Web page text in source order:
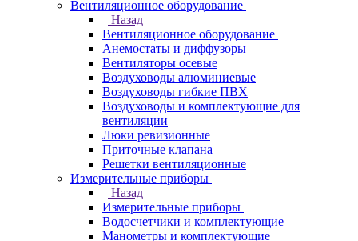
Вентиляционное оборудование
Назад
Вентиляционное оборудование
Анемостаты и диффузоры
Вентиляторы осевые
Воздуховоды алюминиевые
Воздуховоды гибкие ПВХ
Воздуховоды и комплектующие для
вентиляции
Люки ревизионные
Приточные клапана
Решетки вентиляционные
Измерительные приборы
Назад
Измерительные приборы
Водосчетчики и комплектующие
Манометры и комплектующие